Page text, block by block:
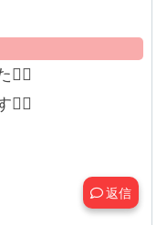
🙇‍♀️
🙇‍♀️
返信